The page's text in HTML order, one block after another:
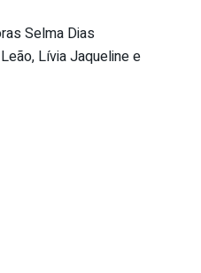
Selma Dias
Lívia Jaqueline e